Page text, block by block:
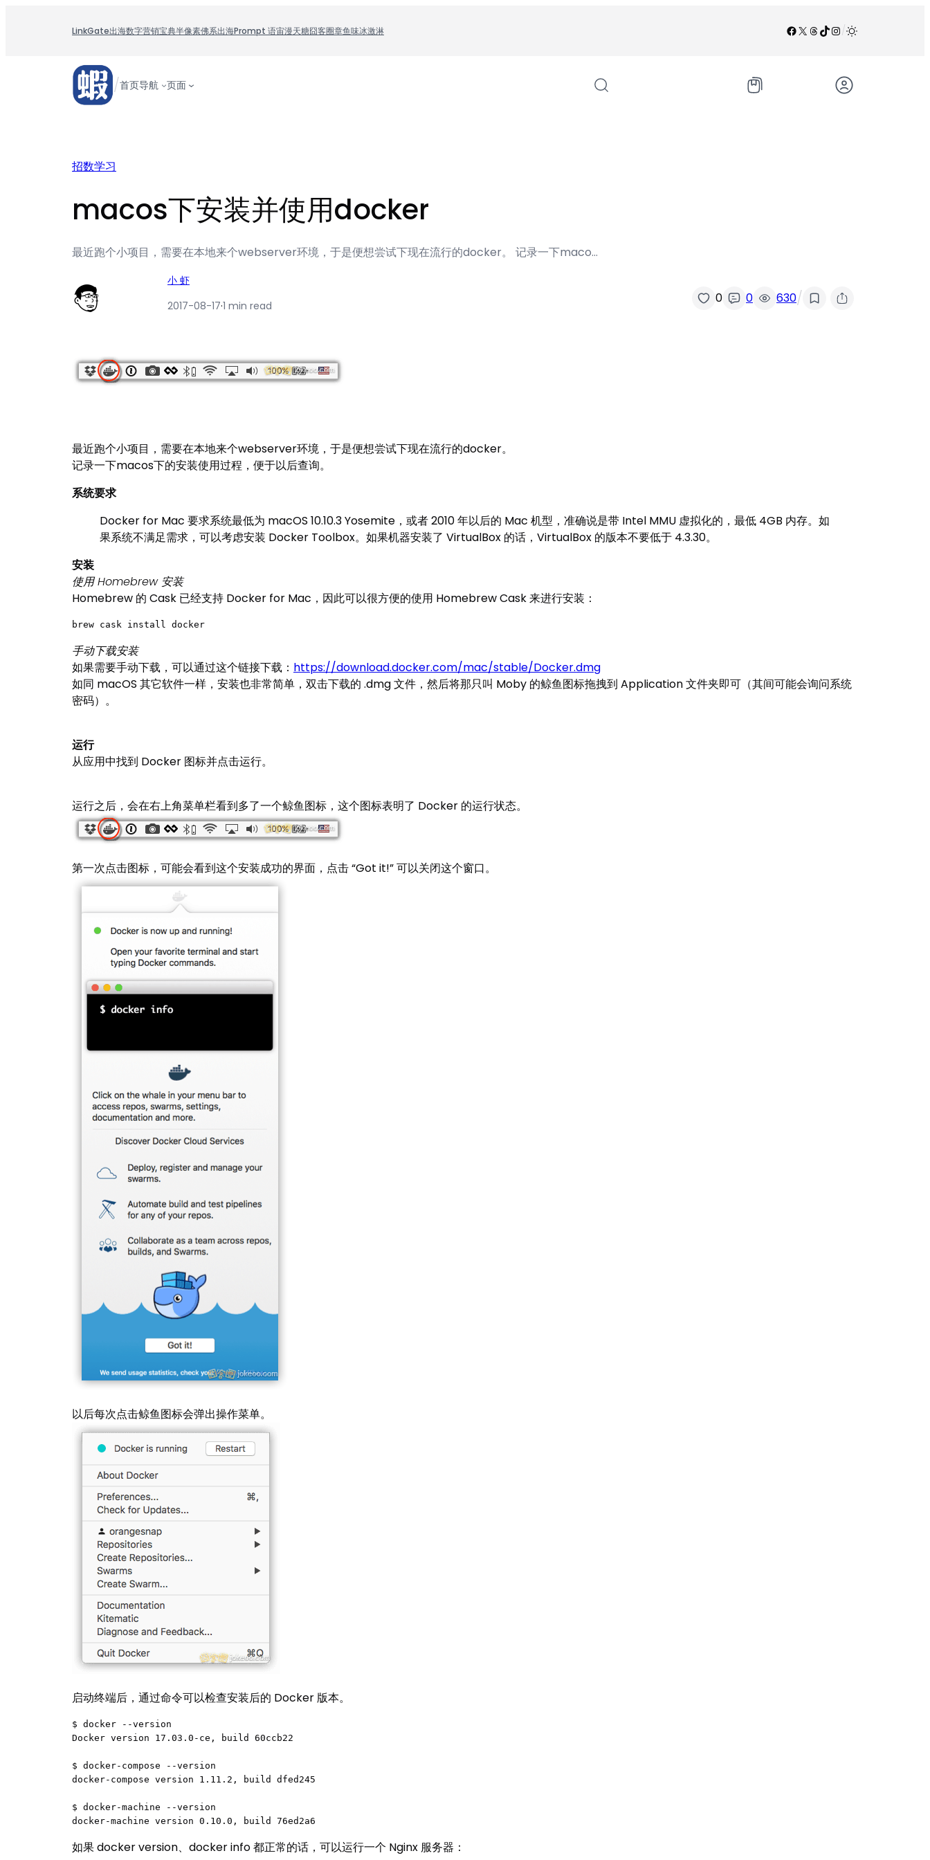
LinkGate出海数字营销宝典半像素佛系出海Prompt 语宙漫天糖囧客圈章鱼味冰激淋 Facebook
X Threads
TikTok
Instagram
/
/首页导航 页面
招数学习
macos下安装并使用docker
最近跑个小项目，需要在本地来个webserver环境，于是便想尝试下现在流行的docker。 记录一下maco…
小 虾
2017-08-17·1 min read 0 0 630/
最近跑个小项目，需要在本地来个webserver环境，于是便想尝试下现在流行的docker。
记录一下macos下的安装使用过程，便于以后查询。
系统要求
Docker for Mac 要求系统最低为 macOS 10.10.3 Yosemite，或者 2010 年以后的 Mac 机型，准确说是带 Intel MMU 虚拟化的，最低 4GB 内存。如
果系统不满足需求，可以考虑安装 Docker Toolbox。如果机器安装了 VirtualBox 的话，VirtualBox 的版本不要低于 4.3.30。
安装
使用 Homebrew 安装
Homebrew 的 Cask 已经支持 Docker for Mac，因此可以很方便的使用 Homebrew Cask 来进行安装：
brew cask install docker
手动下载安装
如果需要手动下载，可以通过这个链接下载： https://download.docker.com/mac/stable/Docker.dmg
如同 macOS 其它软件一样，安装也非常简单，双击下载的 .dmg 文件，然后将那只叫 Moby 的鲸鱼图标拖拽到 Application 文件夹即可（其间可能会询问系统
密码）。
运行
从应用中找到 Docker 图标并点击运行。
运行之后，会在右上角菜单栏看到多了一个鲸鱼图标，这个图标表明了 Docker 的运行状态。
第一次点击图标，可能会看到这个安装成功的界面，点击 “Got it!” 可以关闭这个窗口。
以后每次点击鲸鱼图标会弹出操作菜单。
启动终端后，通过命令可以检查安装后的 Docker 版本。
$ docker --version
Docker version 17.03.0-ce, build 60ccb22
$ docker-compose --version
docker-compose version 1.11.2, build dfed245
$ docker-machine --version
docker-machine version 0.10.0, build 76ed2a6
如果 docker version、docker info 都正常的话，可以运行一个 Nginx 服务器：